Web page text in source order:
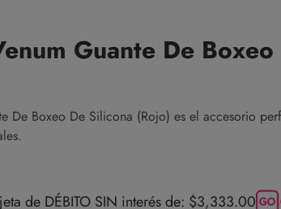
Guante De
De Boxeo De Silicona (Rojo) es el accesorio
de DÉBITO SIN interés de: $3,333.00